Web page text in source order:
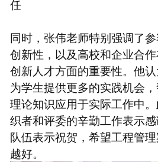
任
同时，张伟老师特别强调了
创新性，以及高校和企业合
创新人才方面的重要性。他
为学生提供更多的实践机会
理论知识应用于实际工作中
织者和评委的辛勤工作表示
队伍表示祝贺，希望工程管
越好。